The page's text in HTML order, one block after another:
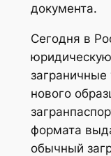
документа.
Сегодня в
заграничные
нового
формата
обычный